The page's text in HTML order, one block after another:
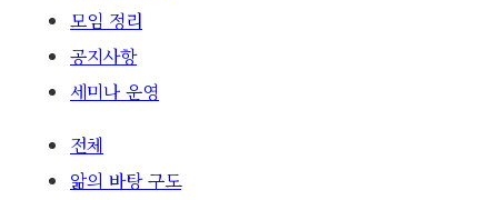
모임 정리
공지사항
세미나 운영
전체
앎의 바탕 구도